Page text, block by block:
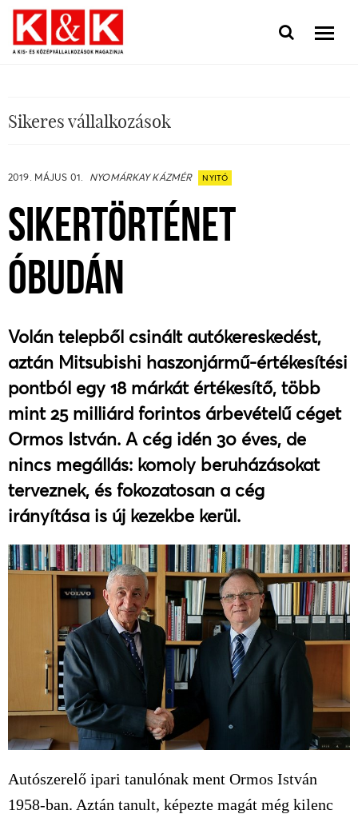
Sikeres vállalkozások
2019. MÁJUS 01. NYOMÁRKAY KÁZMÉR NYITÓ
SIKERTÖRTÉNET
ÓBUDÁN
Volán telepből csinált autókereskedést,
aztán Mitsubishi haszonjármű-értékesítési
pontból egy 18 márkát értékesítő, több
mint 25 milliárd forintos árbevételű céget
Ormos István. A cég idén 30 éves, de
nincs megállás: komoly beruházásokat
terveznek, és fokozatosan a cég
irányítása is új kezekbe kerül.
Autószerelő ipari tanulónak ment Ormos István
1958-ban. Aztán tanult, képezte magát még kilenc